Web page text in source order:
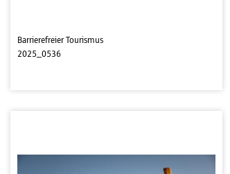
Barrierefreier Tourismus
2025_0536